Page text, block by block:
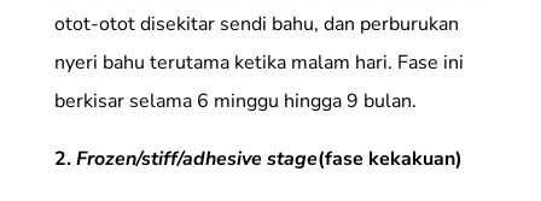
otot-otot disekitar sendi bahu, dan perburukan
nyeri bahu terutama ketika malam hari. Fase ini
berkisar selama 6 minggu hingga 9 bulan.
2.Frozen/stiff/adhesive stage(fase kekakuan)